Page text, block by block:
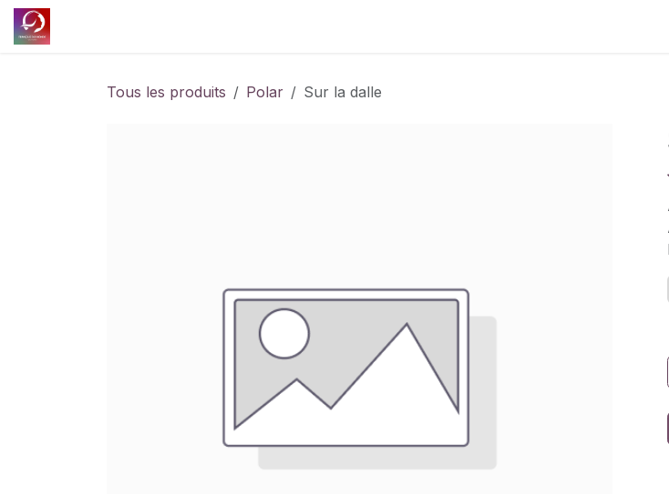
Se rendre au contenu
Tous les produits Polar Sur la dalle